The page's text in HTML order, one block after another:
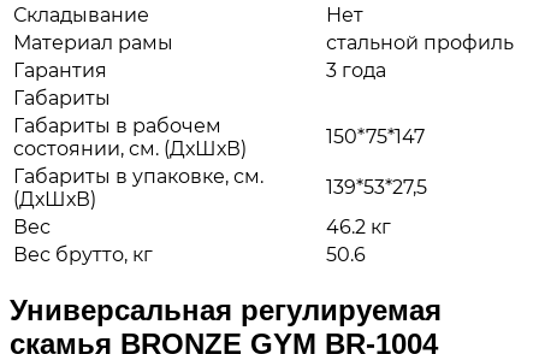
Складывание
Нет
Материал рамы
стальной профиль
Гарантия
3 года
Габариты
Габариты в рабочем
состоянии, см. (ДхШхВ)
150*75*147
Габариты в упаковке, см.
(ДхШхВ)
139*53*27,5
Вес
46.2 кг
Вес брутто, кг
50.6
Универсальная регулируемая
скамья BRONZE GYM BR-1004